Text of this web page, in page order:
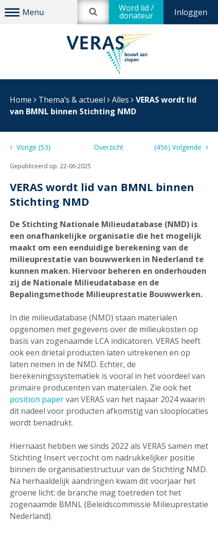
Inloggen
Word lid /
donateur
Home Thema’s & actueel Alles
VERAS wordt lid
van BMNL binnen Stichting NMD
Vorige (53) Overzicht (456) Volgende
Gepubliceerd op: 22-06-2025
VERAS wordt lid van BMNL binnen
Stichting NMD
De Stichting Nationale Milieudatabase (NMD) is
een onafhankelijke organisatie die het mogelijk
maakt om een eenduidige berekening van de
milieuprestatie van bouwwerken in Nederland te
kunnen maken. Hiervoor beheren en onderhouden
zij de Nationale Milieudatabase en de
Bepalingsmethode Milieuprestatie Bouwwerken.
In die milieudatabase (NMD) staan materialen
opgenomen met gegevens over de milieukosten op
basis van zogenaamde LCA indicatoren. VERAS heeft
ook een drietal producten laten uitrekenen en op
laten nemen in de NMD. Echter, de
berekeningssystematiek is vooral in het voordeel van
primaire producenten van materialen. Zie ook het
position papervan VERAS van het najaar 2024 waarin
dit nadeel voor producten afkomstig van slooplocaties
wordt benadrukt.
Hiernaast hebben we sinds 2022 als VERAS samen met
Stichting Insert verzocht om nadrukkelijker positie
binnen de organisatiestructuur van de Stichting NMD.
Na herhaaldelijk aandringen kwam dit voorjaar het
groene licht: de branche mag toetreden tot het
zogenaamde BMNL (Beleidscommissie Milieuprestatie
Nederland).